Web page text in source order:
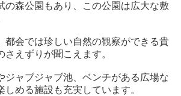
の森公園もあり、この公園は広大な敷
都会では珍しい自然の観察ができる貴
えずりが聞こえます。
ジャブジャブ池、ベンチがある広場な
しめる施設も充実しています。